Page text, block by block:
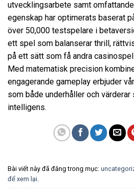
utvecklingsarbete samt
egenskap har optimerats baserat
över 50,000 testspelare i
ett spel som balanserar thrill,
på ett sätt som få andra
Med matematisk precision
engagerande gameplay erbjuder
som både underhåller och värderar
intelligens.
Bài viết này đã đăng trong mục:
để xem lại